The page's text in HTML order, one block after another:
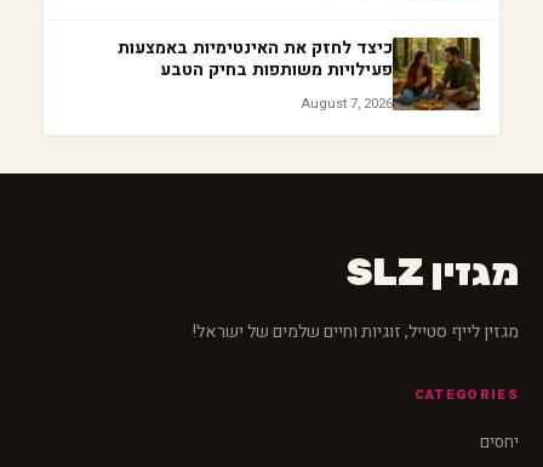
כיצד לחזק את האינטימיות באמצעות
פעילויות משותפות בחיק הטבע
August 7, 2026
מגזין SLZ
מגזין לייף סטייל, זוגיות וחיים שלמים של ישראל!
CATEGORIES
יחסים